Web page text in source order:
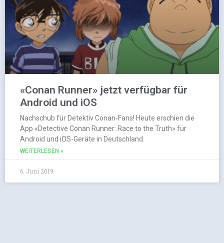
«Conan Runner» jetzt verfügbar für
Android und iOS
Nachschub für Detektiv Conan-Fans! Heute erschien die
App «Detective Conan Runner: Race to the Truth» für
Android und iOS-Geräte in Deutschland.
WEITERLESEN »
6. Juni 2019